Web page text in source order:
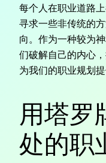
每个人在职业道路
寻求一些非传统的
向。作为一种较为
们破解自己的内心
为我们的职业规划
用塔罗
处的职